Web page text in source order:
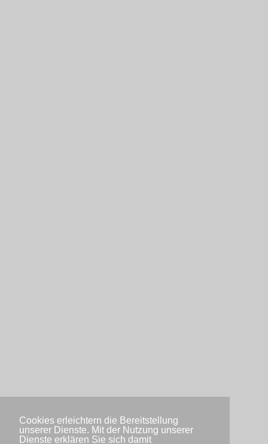
Cookies erleichtern die Bereitstellung
unserer Dienste. Mit der Nutzung unserer
Dienste erklären Sie sich damit